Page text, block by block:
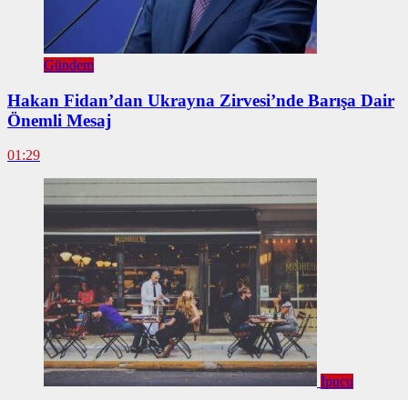
Gündem
Hakan Fidan’dan Ukrayna Zirvesi’nde Barışa Dair
Önemli Mesaj
01:29
İpucu